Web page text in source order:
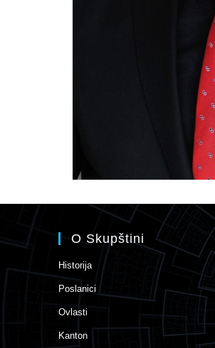
O Skupštini
Historija
Poslanici
Ovlasti
Kanton